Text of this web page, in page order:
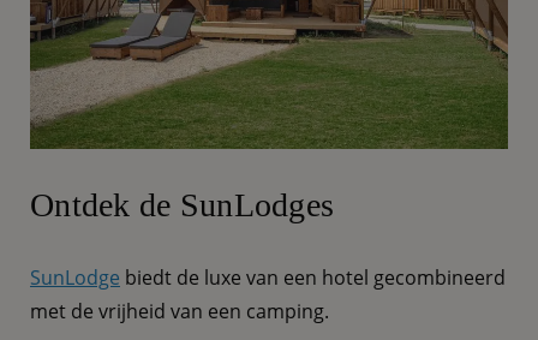
Ontdek de SunLodges
SunLodge biedt de luxe van een hotel gecombineerd
met de vrijheid van een camping.